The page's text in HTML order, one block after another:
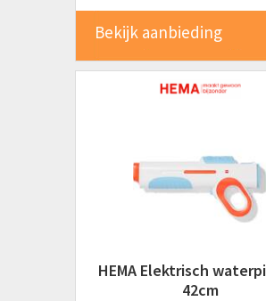
Bekijk aanbieding
HEMA Elektrisch
42cm